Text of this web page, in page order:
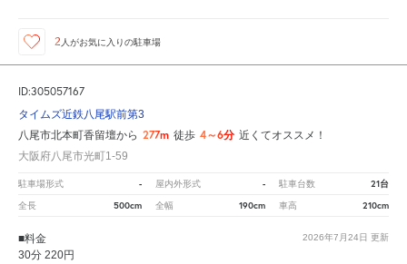
2 人がお気に入りの駐車場
ID:305057167
タイムズ近鉄八尾駅前第3
八尾市北本町香留壇から 277m 徒歩 4～6分 近くてオススメ！
大阪府八尾市光町1-59
駐車場形式 - 屋内外形式 - 駐車台数 21台
全長 500cm 全幅 190cm 車高 210cm
2026年7月24日 更新
■料金
30分 220円